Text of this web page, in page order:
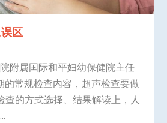
区
附属国际和平妇幼保健院主任
的常规检查内容，超声检查要做
查的方式选择、结果解读上，人